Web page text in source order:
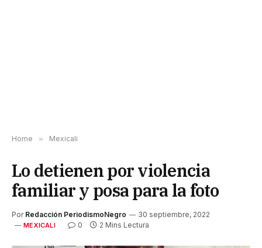
Home » Mexicali
Lo detienen por violencia
familiar y posa para la foto
Por Redacción PeriodismoNegro 30 septiembre, 2022
MEXICALI 0 2 Mins Lectura